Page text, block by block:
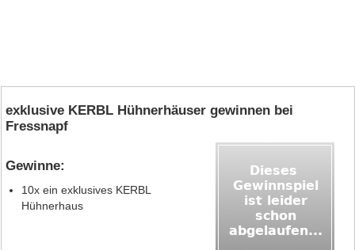
exklusive KERBL Hühnerhäuser gewinnen bei
Fressnapf
Gewinne:
10x ein exklusives KERBL
Hühnerhaus